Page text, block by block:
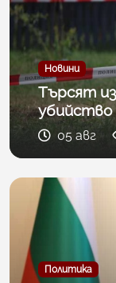
Новини
Търсят
убийство
05 авг
Политика